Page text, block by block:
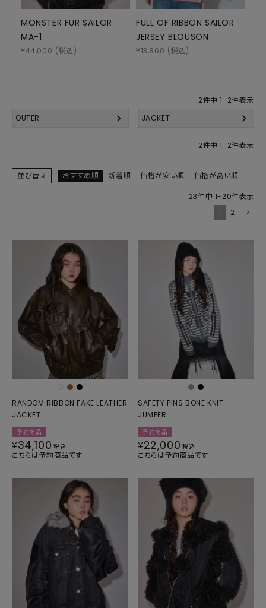
MONSTER FUR SAILOR
MA-1
¥44,000 (税込)
FULL OF RIBBON SAILOR
JERSEY BLOUSON
¥13,860 (税込)
2件中 1-2件表示
OUTER
JACKET
2件中 1-2件表示
並び替え おすすめ順 新着順 価格が安い順 価格が高い順
23件中 1-20件表示
1
2
RANDOM RIBBON FAKE LEATHER
JACKET
予約商品
¥34,100 税込
こちらは予約商品です
SAFETY PINS BONE KNIT
JUMPER
予約商品
¥22,000 税込
こちらは予約商品です